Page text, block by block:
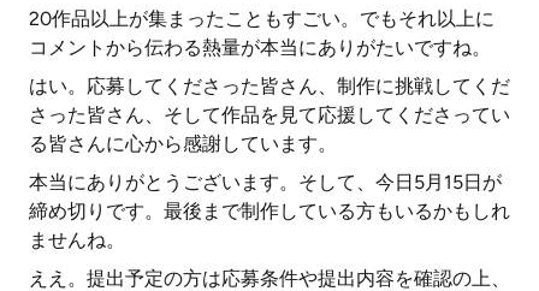
20作品以上が集まったこともすごい。でもそれ以上に
コメントから伝わる熱量が本当にありがたいですね。
はい。応募してくださった皆さん、制作に挑戦してくだ
さった皆さん、そして作品を見て応援してくださってい
る皆さんに心から感謝しています。
本当にありがとうございます。そして、今日5月15日が
締め切りです。最後まで制作している方もいるかもしれ
ませんね。
ええ。提出予定の方は応募条件や提出内容を確認の上、